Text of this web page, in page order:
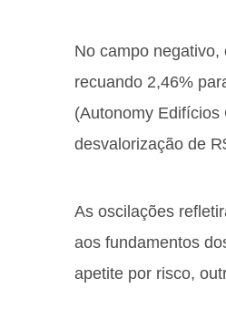
No campo
recuando 2,46%
(Autonomy Edifícios
desvalorização de
As oscilações
aos fundamentos
apetite por risco,